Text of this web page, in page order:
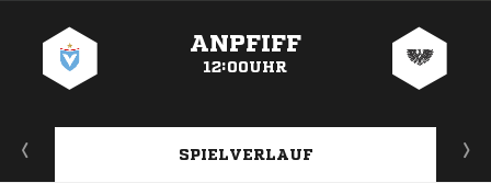
ANPFIFF
12:00UHR
SPIELVERLAUF